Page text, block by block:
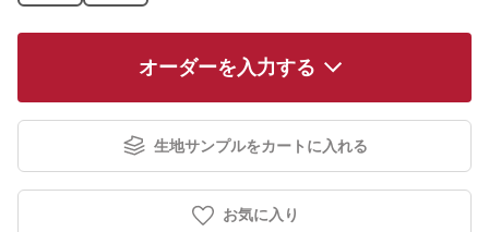
オーダーを入力する
生地サンプルをカートに入れる
お気に入り